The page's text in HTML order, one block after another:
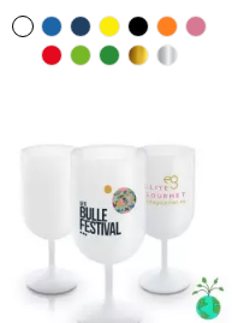
Blanc
BleuBleu
marine
Jaune
Noir
Rouge
VertVertDoré